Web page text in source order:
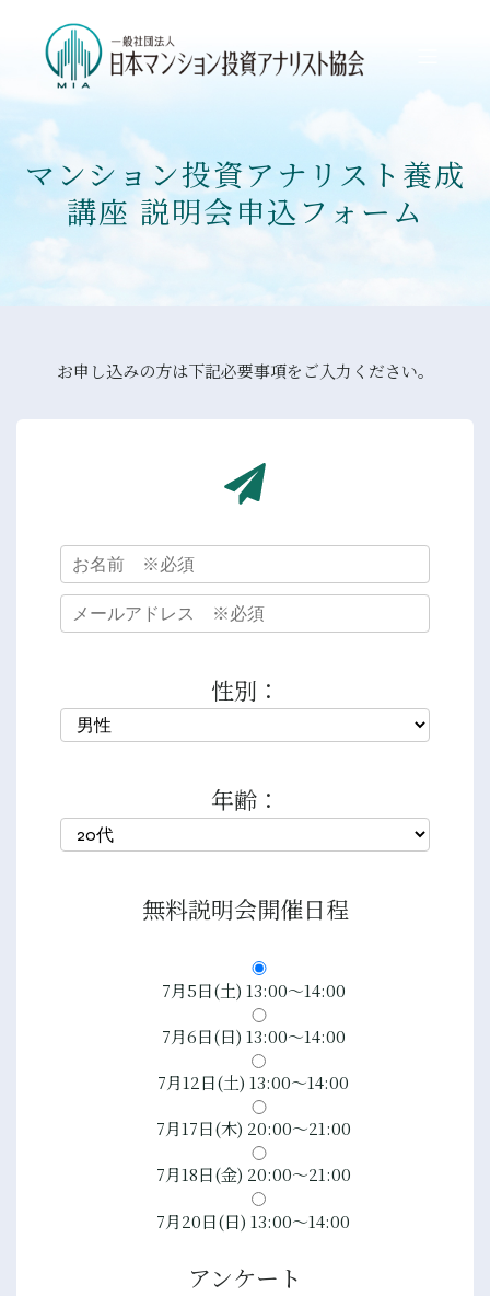
マンション投資アナリスト養成
講座 説明会申込フォーム
お申し込みの方は下記必要事項をご入力ください。
性別：
年齢：
無料説明会開催日程
7月5日(土) 13:00～14:00
7月6日(日) 13:00～14:00
7月12日(土) 13:00～14:00
7月17日(木) 20:00～21:00
7月18日(金) 20:00～21:00
7月20日(日) 13:00～14:00
アンケート